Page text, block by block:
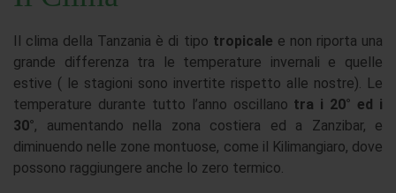
Il clima della Tanzania è di tipo tropicale e non riporta una
grande differenza tra le temperature invernali e quelle
estive ( le stagioni sono invertite rispetto alle nostre). Le
temperature durante tutto l’anno oscillano tra i 20° ed i
30°, aumentando nella zona costiera ed a Zanzibar, e
diminuendo nelle zone montuose, come il Kilimangiaro, dove
possono raggiungere anche lo zero termico.